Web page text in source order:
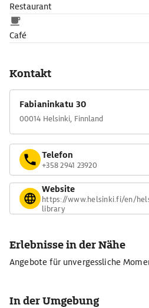
Restaurant
Café
Kontakt
Fabianinkatu 30
00014 Helsinki, Finnland
Telefon
+358 2941 23920
Website
https://www.helsinki.fi/en/
library
Erlebnisse in der Nähe
Angebote für unvergessliche
In der Umgebung